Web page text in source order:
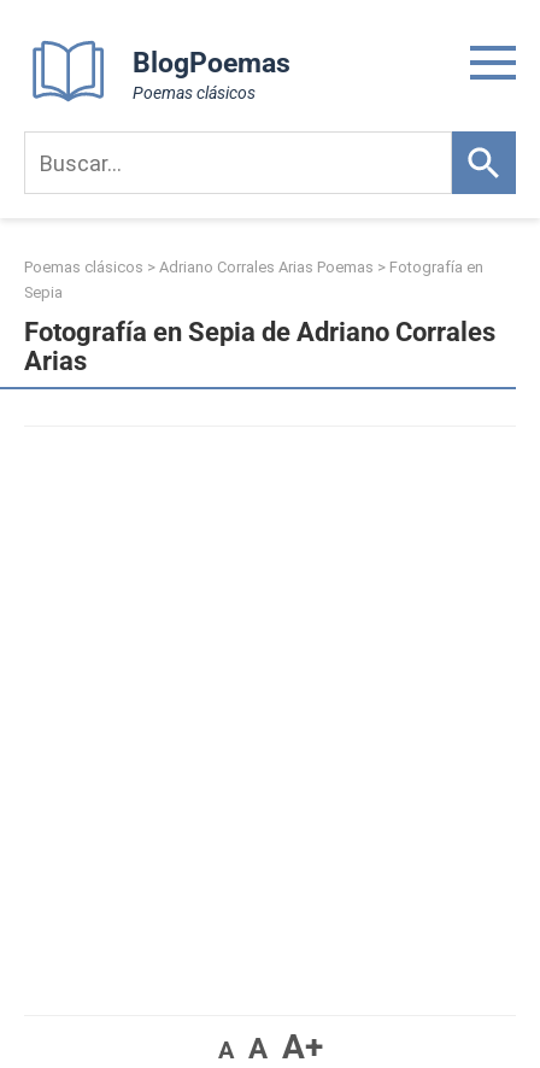
content
BlogPoemas
Poemas clásicos
Poemas clásicos > Adriano Corrales Arias Poemas > Fotografía en
Sepia
Fotografía en Sepia de Adriano Corrales
Arias
A A A+